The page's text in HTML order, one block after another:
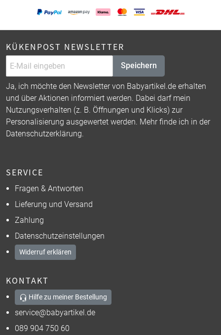
KÜKENPOST NEWSLETTER
Speichern
Ja, ich möchte den Newsletter von Babyartikel.de erhalten
und über Aktionen informiert werden. Dabei darf mein
Nutzungsverhalten (z. B. Öffnungen und Klicks) zur
Personalisierung ausgewertet werden. Mehr finde ich in der
Datenschutzerklärung.
SERVICE
Fragen & Antworten
Lieferung und Versand
Zahlung
Datenschutzeinstellungen
Widerruf erklären
KONTAKT
Hilfe zu meiner Bestellung
service@babyartikel.de
089 904 750 60